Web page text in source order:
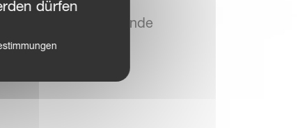
auf dem Vorgewende
erhöht wird.
dürfen